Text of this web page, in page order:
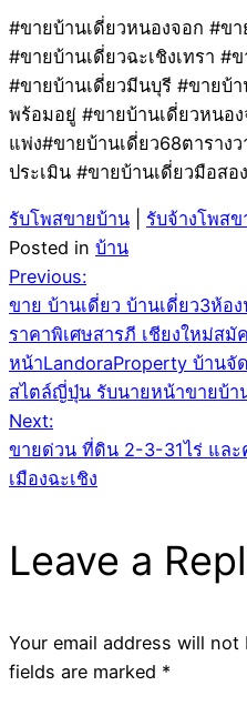
#ขายบ้านเดี่ยวหนองจอก #ข
#ขายบ้านเดี่ยวฉะเชิงเทรา #
#ขายบ้านเดี่ยวมีนบุรี #ขายบ้
พร้อมอยู่ #ขายบ้านเดี่ยวหนอ
แพ่ง#ขายบ้านเดี่ยว68ตาราง
ประเมิน #ขายบ้านเดี่ยวมือสอ
รับโพสขายบ้าน
รับจ้างโพส
Posted in บ้าน
Post
navigation
Previous:
ขาย บ้านเดี่ยว บ้านเดี่ยว3ห้อ
ราคาพิเศษสารภี เชียงใหม่สมั
หน้าLandoraProperty บ้านจั
สไตล์ญี่ปุ่น รับนายหน้าขายบ้า
Next:
ขายด่วน ที่ดิน 2-3-31ไร่ แล
เมืองฉะเชิง
Leave a
Your email address will not
fields are marked *